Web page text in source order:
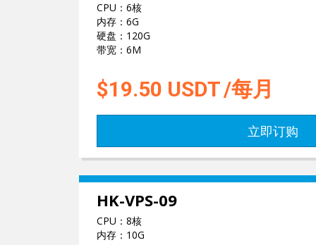
CPU：6核
内存：6G
硬盘：120G
带宽：6M
$19.50 USDT/每月
立即订购
HK-VPS-09
CPU：8核
内存：10G